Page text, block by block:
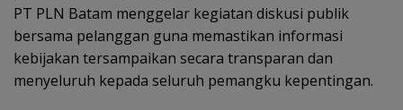
PT PLN Batam menggelar kegiatan diskusi publik
bersama pelanggan guna memastikan informasi
kebijakan tersampaikan secara transparan dan
menyeluruh kepada seluruh pemangku kepentingan.